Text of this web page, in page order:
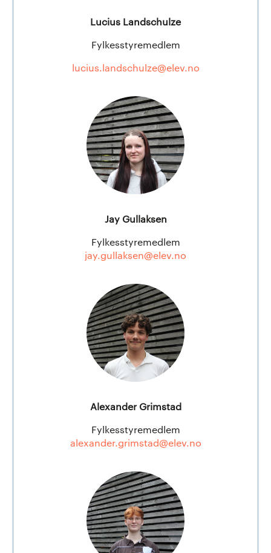
Lucius Landschulze
Fylkesstyremedlem
lucius.landschulze@elev.no
Jay Gullaksen
Fylkesstyremedlem
jay.gullaksen@elev.no
Alexander Grimstad
Fylkesstyremedlem
alexander.grimstad@elev.no